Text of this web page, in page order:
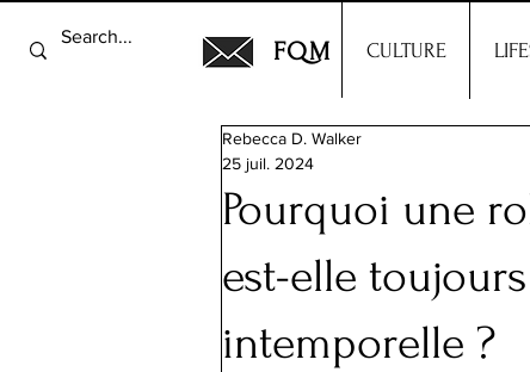
FQM CULTURE
Pourquoi une
est-elle
intemporelle ?
Rebecca D. Walker
25 juil. 2024